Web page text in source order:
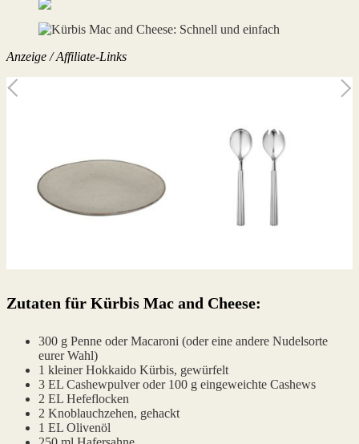
Anzeige / Affiliate-Links
Zutaten für Kürbis Mac and Cheese:
300 g Penne oder Macaroni (oder eine andere Nudelsorte
eurer Wahl)
1 kleiner Hokkaido Kürbis, gewürfelt
3 EL Cashewpulver oder 100 g eingeweichte Cashews
2 EL Hefeflocken
2 Knoblauchzehen, gehackt
1 EL Olivenöl